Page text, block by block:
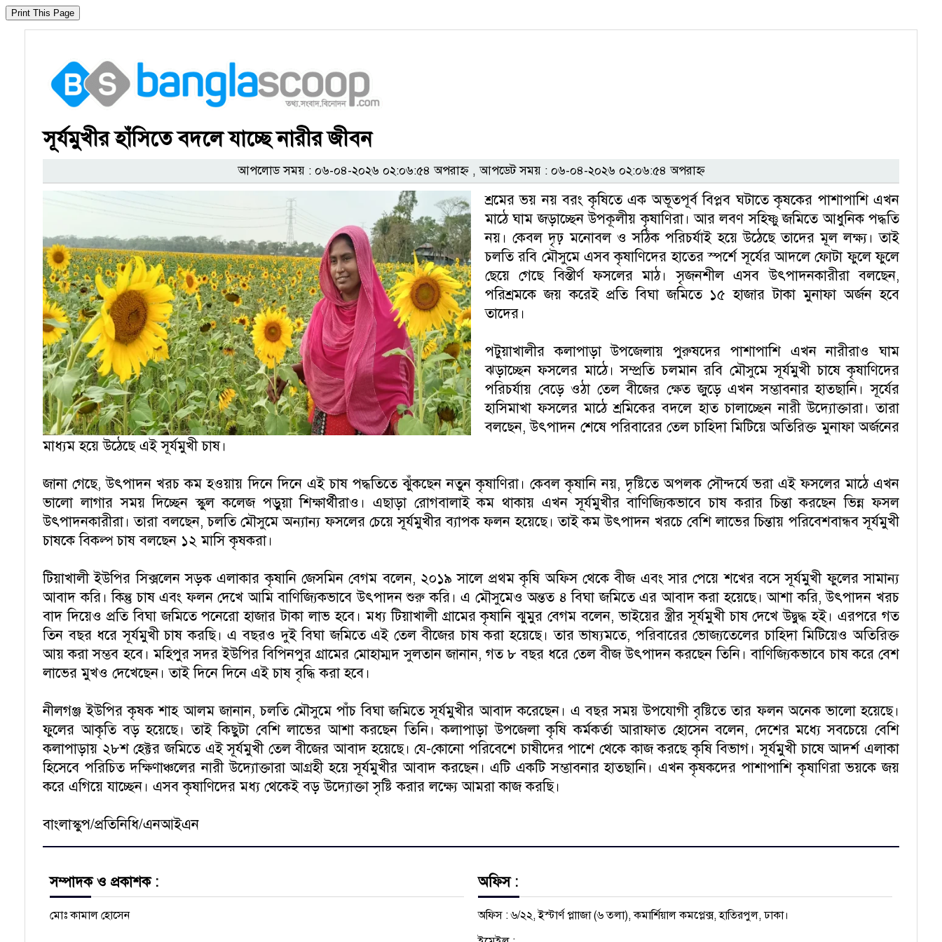
সূর্যমুখীর হাঁসিতে বদলে যাচ্ছে নারীর জীবন
আপলোড সময় : ০৬-০৪-২০২৬ ০২:০৬:৫৪ অপরাহ্ন , আপডেট সময় : ০৬-০৪-২০২৬ ০২:০৬:৫৪ অপরাহ্ন
শ্রমের ভয় নয় বরং কৃষিতে এক অভূতপূর্ব বিপ্লব ঘটাতে কৃষকের পাশাপাশি এখন
মাঠে ঘাম জড়াচ্ছেন উপকূলীয় কৃষাণিরা। আর লবণ সহিষ্ণু জমিতে আধুনিক পদ্ধতি
নয়। কেবল দৃঢ় মনোবল ও সঠিক পরিচর্যাই হয়ে উঠেছে তাদের মূল লক্ষ্য। তাই
চলতি রবি মৌসুমে এসব কৃষাণিদের হাতের স্পর্শে সূর্যের আদলে ফোটা ফুলে ফুলে
ছেয়ে গেছে বিস্তীর্ণ ফসলের মাঠ। সৃজনশীল এসব উৎপাদনকারীরা বলছেন,
পরিশ্রমকে জয় করেই প্রতি বিঘা জমিতে ১৫ হাজার টাকা মুনাফা অর্জন হবে
তাদের।
পটুয়াখালীর কলাপাড়া উপজেলায় পুরুষদের পাশাপাশি এখন নারীরাও ঘাম
ঝড়াচ্ছেন ফসলের মাঠে। সম্প্রতি চলমান রবি মৌসুমে সূর্যমুখী চাষে কৃষাণিদের
পরিচর্যায় বেড়ে ওঠা তেল বীজের ক্ষেত জুড়ে এখন সম্ভাবনার হাতছানি। সূর্যের
হাসিমাখা ফসলের মাঠে শ্রমিকের বদলে হাত চালাচ্ছেন নারী উদ্যোক্তারা। তারা
বলছেন, উৎপাদন শেষে পরিবারের তেল চাহিদা মিটিয়ে অতিরিক্ত মুনাফা অর্জনের
মাধ্যম হয়ে উঠেছে এই সূর্যমুখী চাষ।
জানা গেছে, উৎপাদন খরচ কম হওয়ায় দিনে দিনে এই চাষ পদ্ধতিতে ঝুঁকছেন নতুন কৃষাণিরা। কেবল কৃষানি নয়, দৃষ্টিতে অপলক সৌন্দর্যে ভরা এই ফসলের মাঠে এখন
ভালো লাগার সময় দিচ্ছেন স্কুল কলেজ পড়ুয়া শিক্ষার্থীরাও। এছাড়া রোগবালাই কম থাকায় এখন সূর্যমুখীর বাণিজ্যিকভাবে চাষ করার চিন্তা করছেন ভিন্ন ফসল
উৎপাদনকারীরা। তারা বলছেন, চলতি মৌসুমে অন্যান্য ফসলের চেয়ে সূর্যমুখীর ব্যাপক ফলন হয়েছে। তাই কম উৎপাদন খরচে বেশি লাভের চিন্তায় পরিবেশবান্ধব সূর্যমুখী
চাষকে বিকল্প চাষ বলছেন ১২ মাসি কৃষকরা।
টিয়াখালী ইউপির সিক্সলেন সড়ক এলাকার কৃষানি জেসমিন বেগম বলেন, ২০১৯ সালে প্রথম কৃষি অফিস থেকে বীজ এবং সার পেয়ে শখের বসে সূর্যমুখী ফুলের সামান্য
আবাদ করি। কিন্তু চাষ এবং ফলন দেখে আমি বাণিজ্যিকভাবে উৎপাদন শুরু করি। এ মৌসুমেও অন্তত ৪ বিঘা জমিতে এর আবাদ করা হয়েছে। আশা করি, উৎপাদন খরচ
বাদ দিয়েও প্রতি বিঘা জমিতে পনেরো হাজার টাকা লাভ হবে। মধ্য টিয়াখালী গ্রামের কৃষানি ঝুমুর বেগম বলেন, ভাইয়ের স্ত্রীর সূর্যমুখী চাষ দেখে উদ্বুদ্ধ হই। এরপরে গত
তিন বছর ধরে সূর্যমুখী চাষ করছি। এ বছরও দুই বিঘা জমিতে এই তেল বীজের চাষ করা হয়েছে। তার ভাষ্যমতে, পরিবারের ভোজ্যতেলের চাহিদা মিটিয়েও অতিরিক্ত
আয় করা সম্ভব হবে। মহিপুর সদর ইউপির বিপিনপুর গ্রামের মোহাম্মদ সুলতান জানান, গত ৮ বছর ধরে তেল বীজ উৎপাদন করছেন তিনি। বাণিজ্যিকভাবে চাষ করে বেশ
লাভের মুখও দেখেছেন। তাই দিনে দিনে এই চাষ বৃদ্ধি করা হবে।
নীলগঞ্জ ইউপির কৃষক শাহ আলম জানান, চলতি মৌসুমে পাঁচ বিঘা জমিতে সূর্যমুখীর আবাদ করেছেন। এ বছর সময় উপযোগী বৃষ্টিতে তার ফলন অনেক ভালো হয়েছে।
ফুলের আকৃতি বড় হয়েছে। তাই কিছুটা বেশি লাভের আশা করছেন তিনি। কলাপাড়া উপজেলা কৃষি কর্মকর্তা আরাফাত হোসেন বলেন, দেশের মধ্যে সবচেয়ে বেশি
কলাপাড়ায় ২৮শ হেক্টর জমিতে এই সূর্যমুখী তেল বীজের আবাদ হয়েছে। যে-কোনো পরিবেশে চাষীদের পাশে থেকে কাজ করছে কৃষি বিভাগ। সূর্যমুখী চাষে আদর্শ এলাকা
হিসেবে পরিচিত দক্ষিণাঞ্চলের নারী উদ্যোক্তারা আগ্রহী হয়ে সূর্যমুখীর আবাদ করছেন। এটি একটি সম্ভাবনার হাতছানি। এখন কৃষকদের পাশাপাশি কৃষাণিরা ভয়কে জয়
করে এগিয়ে যাচ্ছেন। এসব কৃষাণিদের মধ্য থেকেই বড় উদ্যোক্তা সৃষ্টি করার লক্ষ্যে আমরা কাজ করছি।
বাংলাস্কুপ/প্রতিনিধি/এনআইএন
সম্পাদক ও প্রকাশক :
মোঃ কামাল হোসেন
অফিস :
অফিস : ৬/২২, ইস্টার্ণ প্লাাজা (৬ তলা), কমার্শিয়াল কমপ্লেক্স, হাতিরপুল, ঢাকা।